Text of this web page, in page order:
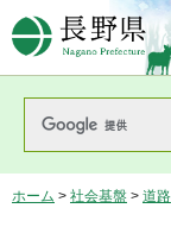
ホーム > 社会基盤 > 道路